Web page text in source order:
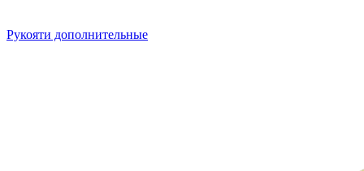
Рукояти дополнительные